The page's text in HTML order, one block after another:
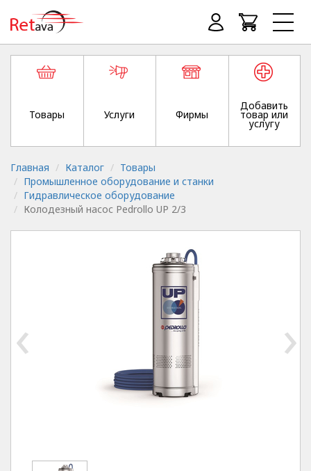
Товары Услуги Фирмы
Добавить
товар или
услугу
Главная Каталог
Товары
Промышленное оборудование и станки
Гидравлическое оборудование
Колодезный насос Pedrollo UP 2/3
‹ ›